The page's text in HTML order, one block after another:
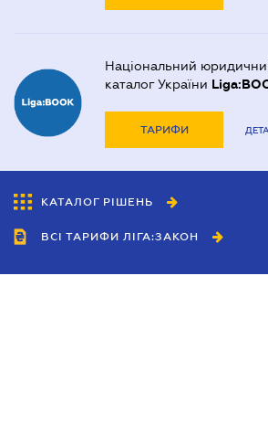
Національний
каталог України
ТАРИФИ
КАТАЛОГ РІШЕНЬ
ВСІ ТАРИФИ ЛІГА:ЗАКОН